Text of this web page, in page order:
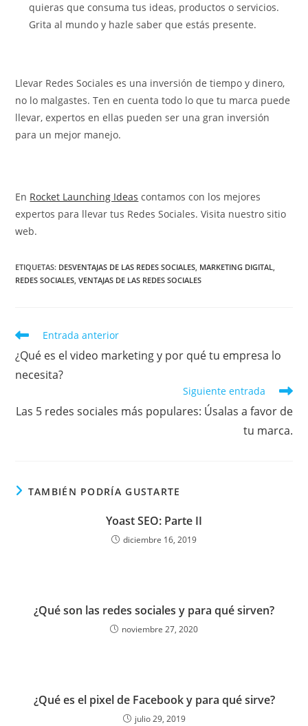
quieras que consuma tus ideas, productos o servicios.
Grita al mundo y hazle saber que estás presente.
Llevar Redes Sociales es una inversión de tiempo y dinero,
no lo malgastes. Ten en cuenta todo lo que tu marca puede
llevar, expertos en ellas pueden ser una gran inversión
para un mejor manejo.
En Rocket Launching Ideas contamos con los mejores
expertos para llevar tus Redes Sociales. Visita nuestro sitio
web.
ETIQUETAS: DESVENTAJAS DE LAS REDES SOCIALES, MARKETING DIGITAL,
REDES SOCIALES, VENTAJAS DE LAS REDES SOCIALES
Entrada anterior
¿Qué es el video marketing y por qué tu empresa lo
necesita?
Siguiente entrada
Las 5 redes sociales más populares: Úsalas a favor de
tu marca.
TAMBIÉN PODRÍA GUSTARTE
Yoast SEO: Parte II
diciembre 16, 2019
¿Qué son las redes sociales y para qué sirven?
noviembre 27, 2020
¿Qué es el pixel de Facebook y para qué sirve?
julio 29, 2019